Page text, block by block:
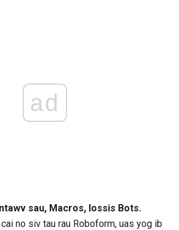
ad
sau, Macros, lossis Bots.
no siv tau rau Roboform, uas yog ib